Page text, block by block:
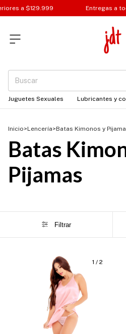
a $129.999 Entregas a
Juguetes Sexuales Lubricantes y
Inicio>Lencería>Batas Kimonos y
Batas
Pijamas
Filtrar
1 / 2